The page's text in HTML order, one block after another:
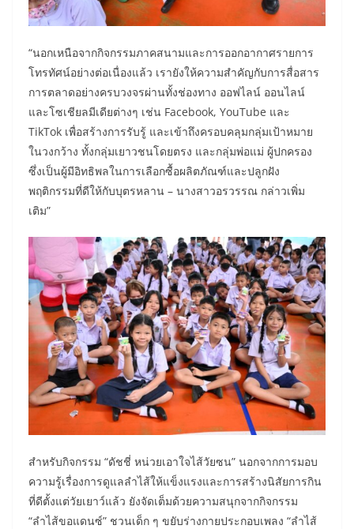
“นอกเหนือจากกิจกรรมภาคสนามและการออกอากาศรายการ
โทรทัศน์อย่างต่อเนื่องแล้ว เรายังให้ความสำคัญกับการสื่อสาร
การตลาดอย่างครบวงจรผ่านทั้งช่องทาง ออฟไลน์ ออนไลน์
และโซเชียลมีเดียต่างๆ เช่น Facebook, YouTube และ
TikTok เพื่อสร้างการรับรู้ และเข้าถึงครอบคลุมกลุ่มเป้าหมาย
ในวงกว้าง ทั้งกลุ่มเยาวชนโดยตรง และกลุ่มพ่อแม่ ผู้ปกครอง
ซึ่งเป็นผู้มีอิทธิพลในการเลือกซื้อผลิตภัณฑ์และปลูกฝัง
พฤติกรรมที่ดีให้กับบุตรหลาน – นางสาวอรวรรณ กล่าวเพิ่ม
เติม”
สำหรับกิจกรรม “ดัชชี่ หน่วยเอาใจไส้วัยซน” นอกจากการมอบ
ความรู้เรื่องการดูแลลำไส้ให้แข็งแรงและการสร้างนิสัยการกิน
ที่ดีตั้งแต่วัยเยาว์แล้ว ยังจัดเต็มด้วยความสนุกจากกิจกรรม
“ลำไส้ขอแดนซ์” ชวนเด็ก ๆ ขยับร่างกายประกอบเพลง “ลำไส้